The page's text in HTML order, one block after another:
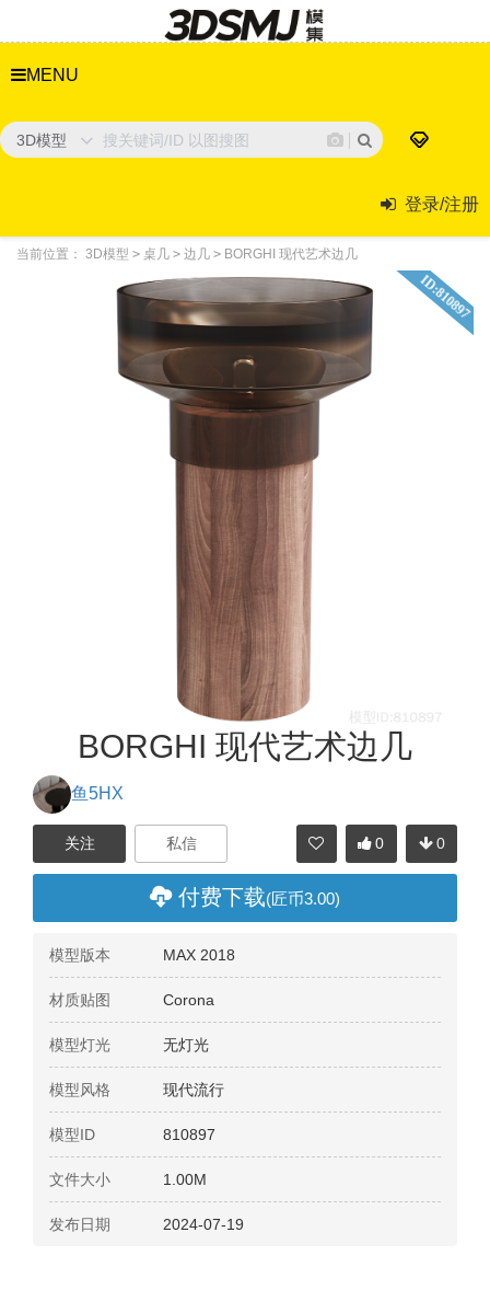
MENU
3D模型
登录/注册
当前位置： 3D模型 > 桌几 > 边几 > BORGHI 现代艺术边几
ID:810897
BORGHI 现代艺术边几
鱼5HX
0
0
付费下载(匠币3.00)
模型版本 MAX 2018
材质贴图 Corona
模型灯光 无灯光
模型风格 现代流行
模型ID 810897
文件大小 1.00M
发布日期 2024-07-19